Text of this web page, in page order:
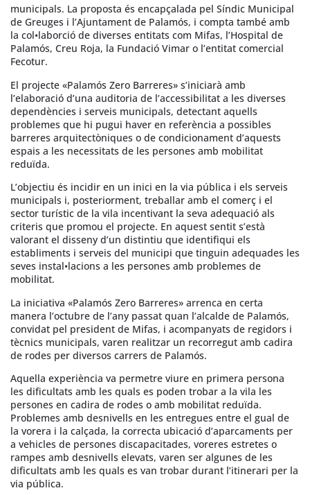
municipals. La proposta és encapçalada pel Síndic Municipal
de Greuges i l’Ajuntament de Palamós, i compta també amb
la col•laborció de diverses entitats com Mifas, l’Hospital de
Palamós, Creu Roja, la Fundació Vimar o l’entitat comercial
Fecotur.
El projecte «Palamós Zero Barreres» s’iniciarà amb
l’elaboració d’una auditoria de l’accessibilitat a les diverses
dependències i serveis municipals, detectant aquells
problemes que hi pugui haver en referència a possibles
barreres arquitectòniques o de condicionament d’aquests
espais a les necessitats de les persones amb mobilitat
reduïda.
L’objectiu és incidir en un inici en la via pública i els serveis
municipals i, posteriorment, treballar amb el comerç i el
sector turístic de la vila incentivant la seva adequació als
criteris que promou el projecte. En aquest sentit s’està
valorant el disseny d’un distintiu que identifiqui els
establiments i serveis del municipi que tinguin adequades les
seves instal•lacions a les persones amb problemes de
mobilitat.
La iniciativa «Palamós Zero Barreres» arrenca en certa
manera l’octubre de l’any passat quan l’alcalde de Palamós,
convidat pel president de Mifas, i acompanyats de regidors i
tècnics municipals, varen realitzar un recorregut amb cadira
de rodes per diversos carrers de Palamós.
Aquella experiència va permetre viure en primera persona
les dificultats amb les quals es poden trobar a la vila les
persones en cadira de rodes o amb mobilitat reduïda.
Problemes amb desnivells en les entregues entre el gual de
la vorera i la calçada, la correcta ubicació d’aparcaments per
a vehicles de persones discapacitades, voreres estretes o
rampes amb desnivells elevats, varen ser algunes de les
dificultats amb les quals es van trobar durant l’itinerari per la
via pública.